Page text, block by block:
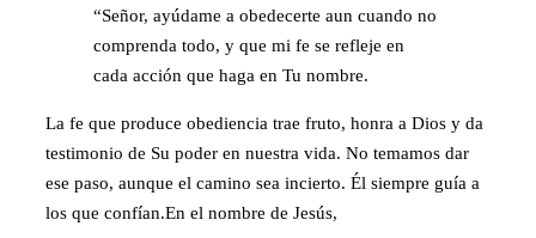
“Señor, ayúdame a obedecerte aun cuando no
comprenda todo, y que mi fe se refleje en
cada acción que haga en Tu nombre.
La fe que produce obediencia trae fruto, honra a Dios y da
testimonio de Su poder en nuestra vida. No temamos dar
ese paso, aunque el camino sea incierto. Él siempre guía a
los que confían.En el nombre de Jesús,